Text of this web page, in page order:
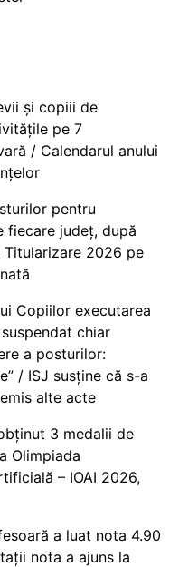
și copiii de
pe 7
/ Calendarul anului
pentru
fiecare județ, după
2026 pe
Copiilor executarea
chiar
a posturilor:
/ ISJ susține că s-a
alte acte
3 medalii de
Olimpiada
– IOAI 2026,
a luat nota 4.90
nota a ajuns la